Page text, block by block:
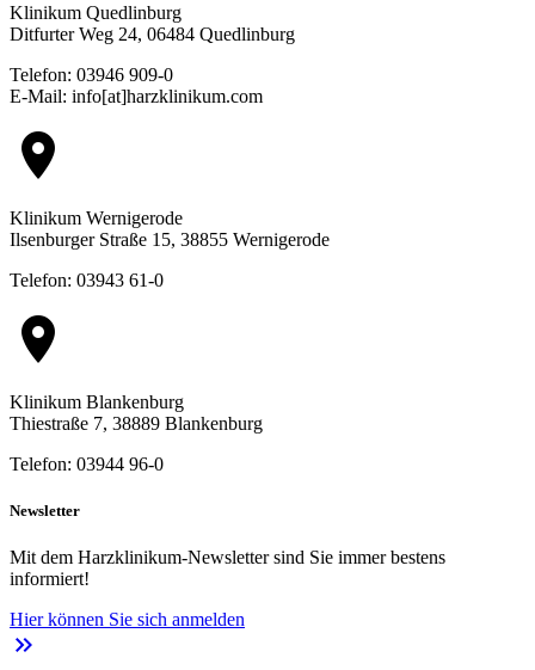
Klinikum Quedlinburg
Ditfurter Weg 24, 06484 Quedlinburg
Telefon: 03946 909-0
E-Mail: info[at]harzklinikum.com
location_on
Klinikum Wernigerode
Ilsenburger Straße 15, 38855 Wernigerode
Telefon: 03943 61-0
location_on
Klinikum Blankenburg
Thiestraße 7, 38889 Blankenburg
Telefon: 03944 96-0
Newsletter
Mit dem Harzklinikum-Newsletter sind Sie immer bestens
informiert!
Hier können Sie sich anmelden
keyboard_double_arrow_right